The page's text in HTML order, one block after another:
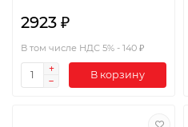
2923 ₽
В том числе НДС 5% - 140 ₽
В корзину